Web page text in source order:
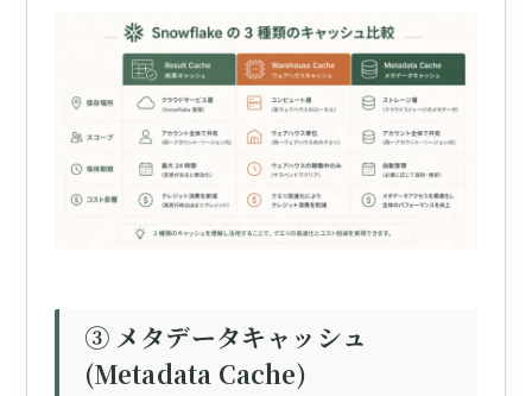
③ メタデータキャッシュ
(Metadata Cache)